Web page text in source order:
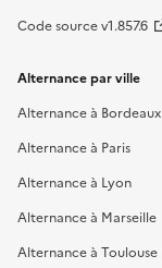
Code source v1.857.6
Alternance par ville
Alternance à Bordeaux
Alternance à Paris
Alternance à Lyon
Alternance à Marseille
Alternance à Toulouse